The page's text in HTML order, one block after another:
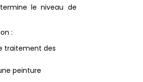
le niveau de
:
traitement des
peinture